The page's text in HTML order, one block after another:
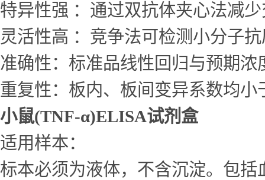
特异性强 ：通过双抗体夹心法减
灵活性高 ：竞争法可检测小分子
准确性：标准品线性回归与预期浓
重复性：板内、板间变异系数均小
小鼠(TNF-α)ELISA试剂盒
适用样本：
标本必须为液体，不含沉淀。包